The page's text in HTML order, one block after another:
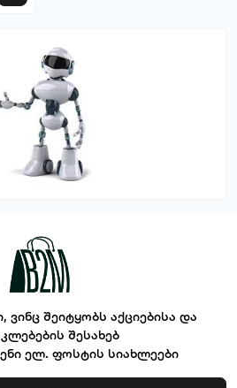
ვინც შეიტყობს აქციებისა და
შესახებ
ელ. ფოსტის სიახლეები